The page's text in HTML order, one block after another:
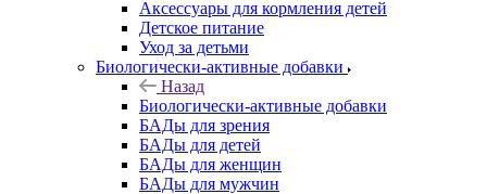
Аксессуары для кормления детей
Детское питание
Уход за детьми
Биологически-активные добавки
Назад
Биологически-активные добавки
БАДы для зрения
БАДы для детей
БАДы для женщин
БАДы для мужчин